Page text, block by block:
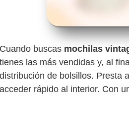
Cuando buscas mochilas
tienes las más vendidas y, al
distribución de bolsillos. Presta
acceder rápido al interior. Con